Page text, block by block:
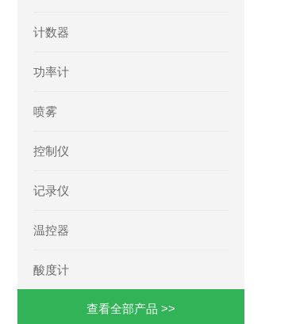
计数器
功率计
喷雾
控制仪
记录仪
温控器
酸度计
查看全部产品 >>